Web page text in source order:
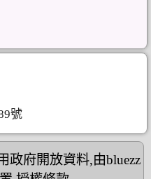
號
政府開放資料,由bluezz